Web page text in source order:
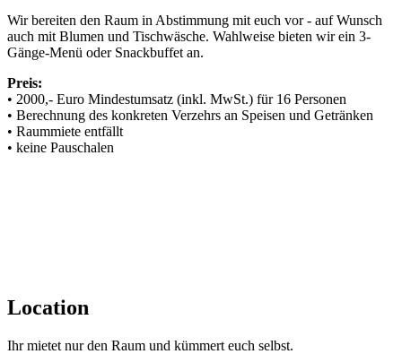
Wir bereiten den Raum in Abstimmung mit euch vor - auf Wunsch
auch mit Blumen und Tischwäsche. Wahlweise bieten wir ein 3-
Gänge-Menü oder Snackbuffet an.
Preis:
• 2000,- Euro Mindestumsatz (inkl. MwSt.) für 16 Personen
• Berechnung des konkreten Verzehrs an Speisen und Getränken
• Raummiete entfällt
• keine Pauschalen
Location
Ihr mietet nur den Raum und kümmert euch selbst.